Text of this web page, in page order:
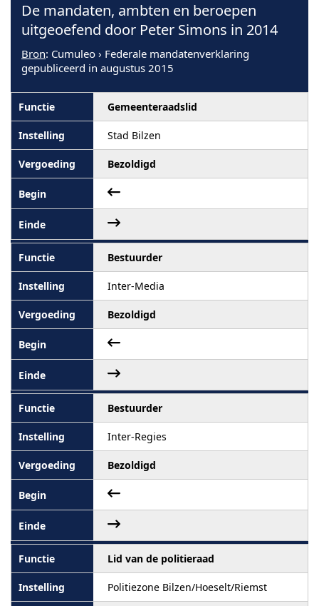
De mandaten, ambten en beroepen
uitgeoefend door Peter Simons in 2014
Bron: Cumuleo › Federale mandatenverklaring
gepubliceerd in augustus 2015
Gemeenteraadslid
Stad Bilzen
Bezoldigd
Bestuurder
Inter-Media
Bezoldigd
Bestuurder
Inter-Regies
Bezoldigd
Lid van de politieraad
Politiezone Bilzen/Hoeselt/Riemst